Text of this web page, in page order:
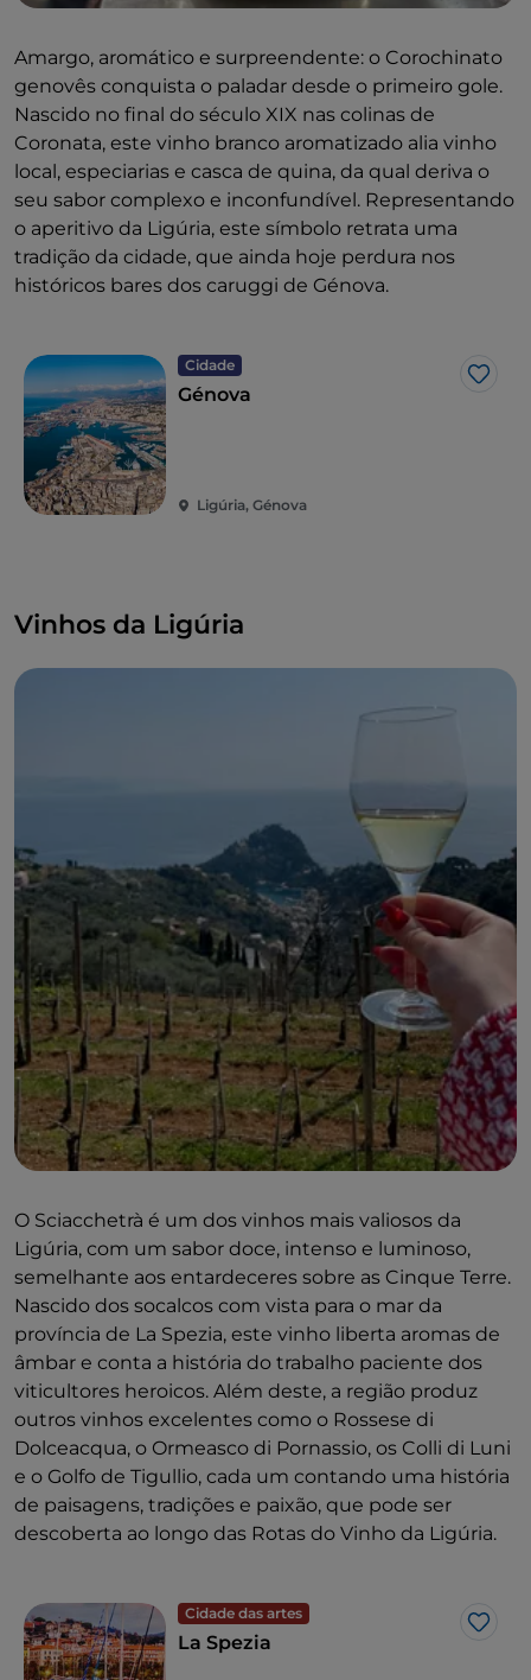
Amargo, aromático e surpreendente: o Corochinato
genovês conquista o paladar desde o primeiro gole.
Nascido no final do século XIX nas colinas de
Coronata, este vinho branco aromatizado alia vinho
local, especiarias e casca de quina, da qual deriva o
seu sabor complexo e inconfundível. Representando
o aperitivo da Ligúria, este símbolo retrata uma
tradição da cidade, que ainda hoje perdura nos
históricos bares dos caruggi de Génova.
Cidade
Génova
Ligúria, Génova
Vinhos da Ligúria
O Sciacchetrà é um dos vinhos mais valiosos da
Ligúria, com um sabor doce, intenso e luminoso,
semelhante aos entardeceres sobre as Cinque Terre.
Nascido dos socalcos com vista para o mar da
província de La Spezia, este vinho liberta aromas de
âmbar e conta a história do trabalho paciente dos
viticultores heroicos. Além deste, a região produz
outros vinhos excelentes como o Rossese di
Dolceacqua, o Ormeasco di Pornassio, os Colli di Luni
e o Golfo de Tigullio, cada um contando uma história
de paisagens, tradições e paixão, que pode ser
descoberta ao longo das Rotas do Vinho da Ligúria.
Cidade das artes
La Spezia